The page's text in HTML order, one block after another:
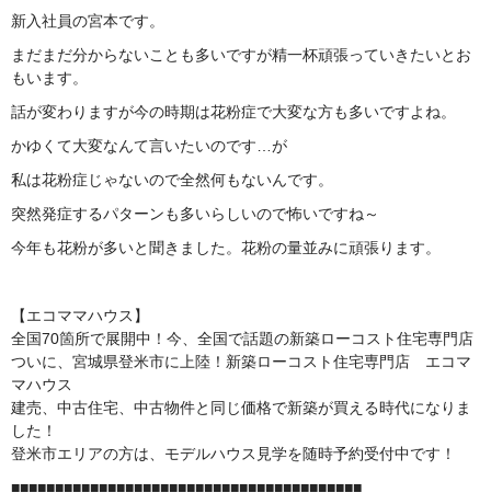
新入社員の宮本です。
まだまだ分からないことも多いですが精一杯頑張っていきたいとお
もいます。
話が変わりますが今の時期は花粉症で大変な方も多いですよね。
かゆくて大変なんて言いたいのです…が
私は花粉症じゃないので全然何もないんです。
突然発症するパターンも多いらしいので怖いですね～
今年も花粉が多いと聞きました。花粉の量並みに頑張ります。
【エコママハウス】
全国70箇所で展開中！今、全国で話題の新築ローコスト住宅専門店
ついに、宮城県登米市に上陸！新築ローコスト住宅専門店 エコマ
マハウス
建売、中古住宅、中古物件と同じ価格で新築が買える時代になりま
した！
登米市エリアの方は、モデルハウス見学を随時予約受付中です！
■■■■■■■■■■■■■■■■■■■■■■■■■■■■■■■■■■■■■■■■